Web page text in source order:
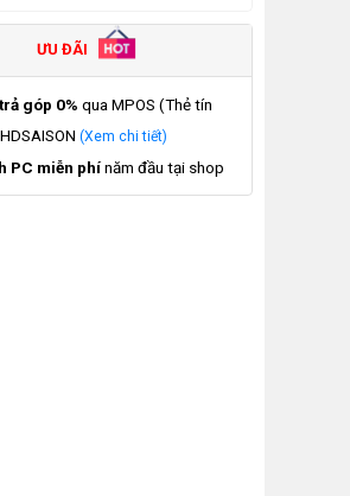
ƯU ĐÃI
trả góp 0% qua MPOS (Thẻ tín
(Xem chi tiết)
PC miễn phínăm đầu tại shop